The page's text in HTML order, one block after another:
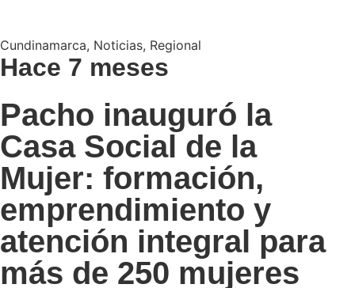
Cundinamarca, Noticias, Regional
Hace 7 meses
Pacho inauguró la
Casa Social de la
Mujer: formación,
emprendimiento y
atención integral para
más de 250 mujeres